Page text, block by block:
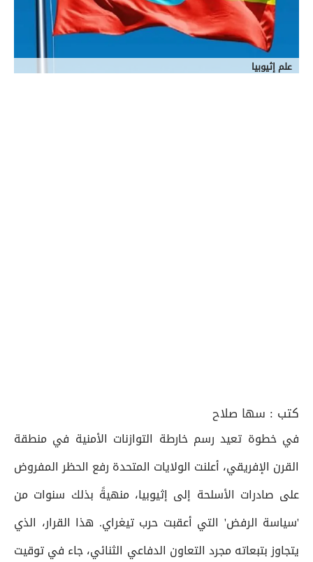
علم إثيوبيا
كتب : سها صلاح
في خطوة تعيد رسم خارطة التوازنات الأمنية في منطقة
القرن الإفريقي، أعلنت الولايات المتحدة رفع الحظر المفروض
على صادرات الأسلحة إلى إثيوبيا، منهيةً بذلك سنوات من
'سياسة الرفض' التي أعقبت حرب تيغراي. هذا القرار، الذي
يتجاوز بتبعاته مجرد التعاون الدفاعي الثنائي، جاء في توقيت